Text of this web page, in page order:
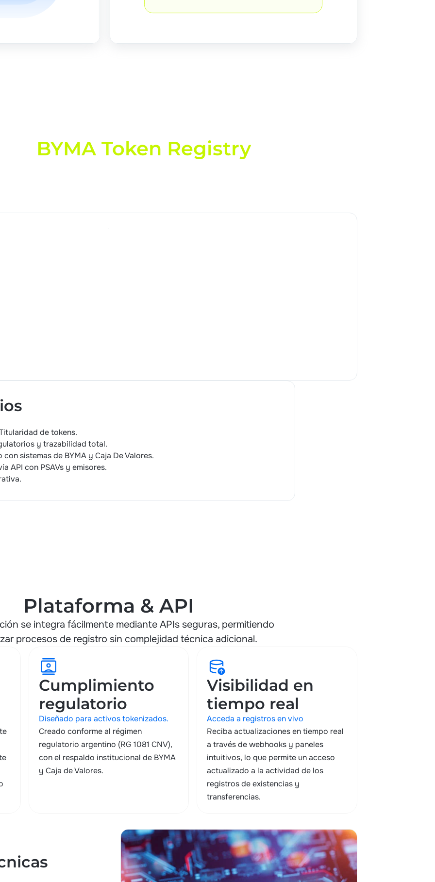
BYMA Token Registry
de tokens.
y trazabilidad total.
con sistemas de BYMA y Caja De Valores.
API con PSAVs y emisores.
Plataforma & API
se integra fácilmente mediante APIs seguras, permitiendo
procesos de registro sin complejidad técnica adicional.
contacts
Cumplimiento
regulatorio
Diseñado para activos tokenizados.
Creado conforme al régimen
regulatorio argentino (RG 1081 CNV),
con el respaldo institucional de BYMA
y Caja de Valores.
database_upload
Visibilidad en
tiempo real
Acceda a registros en vivo
Reciba actualizaciones en tiempo real
a través de webhooks y paneles
intuitivos, lo que permite un acceso
actualizado a la actividad de los
registros de existencias y
transferencias.